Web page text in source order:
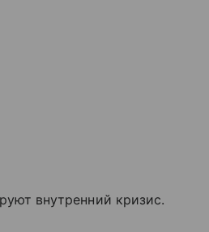
внутренний кризис.